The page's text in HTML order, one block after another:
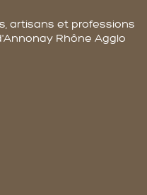
artisans et professions
Rhône Agglo